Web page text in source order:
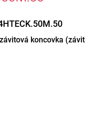
koncovka (závit